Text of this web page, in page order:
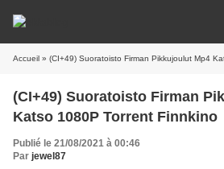
Accueil » (CI+49) Suoratoisto Firman Pikkujoulut Mp4
(CI+49) Suoratoisto Firman
Katso 1080P Torrent Finnkino
Publié le 21/08/2021 à 00:46
Par jewel87